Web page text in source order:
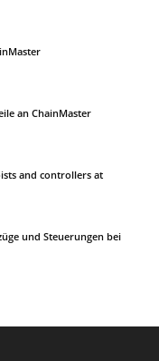
an ChainMaster
and controllers at
und Steuerungen bei